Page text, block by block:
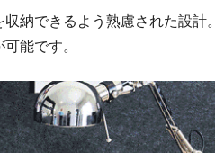
納できるよう熟慮された設計。
能です。